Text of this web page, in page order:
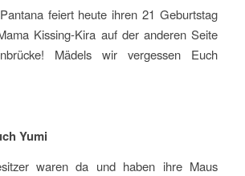
feiert heute ihren 21 Geburtstag
Kissing-Kira auf der anderen Seite
Mädels wir vergessen Euch
Yumi
waren da und haben ihre Maus